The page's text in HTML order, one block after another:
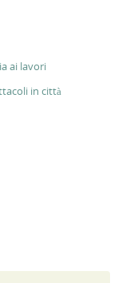
ai lavori
in città